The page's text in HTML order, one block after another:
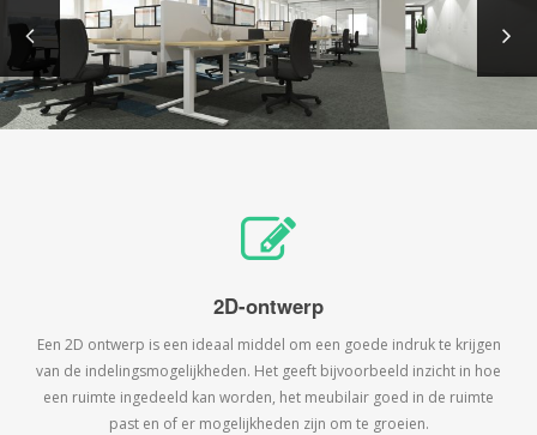
2D-ontwerp
Een 2D ontwerp is een ideaal middel om een goede indruk te krijgen
van de indelingsmogelijkheden. Het geeft bijvoorbeeld inzicht in hoe
een ruimte ingedeeld kan worden, het meubilair goed in de ruimte
past en of er mogelijkheden zijn om te groeien.